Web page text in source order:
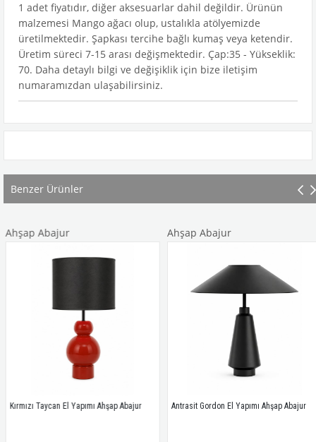
1 adet fiyatıdır, diğer aksesuarlar dahil değildir. Ürünün
malzemesi Mango ağacı olup, ustalıkla atölyemizde
üretilmektedir. Şapkası tercihe bağlı kumaş veya ketendir.
Üretim süreci 7-15 arası değişmektedir. Çap:35 - Yükseklik:
70. Daha detaylı bilgi ve değişiklik için bize iletişim
numaramızdan ulaşabilirsiniz.
Benzer Ürünler
Ahşap Abajur
Kırmızı Taycan El Yapımı Ahşap Abajur
Ahşap Abajur
Antrasit Gordon El Yapımı Ahşap Abajur